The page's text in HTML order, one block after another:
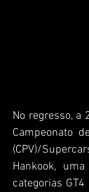
No regresso, a
Campeonato
(CPV)/
Hankook,
categorias